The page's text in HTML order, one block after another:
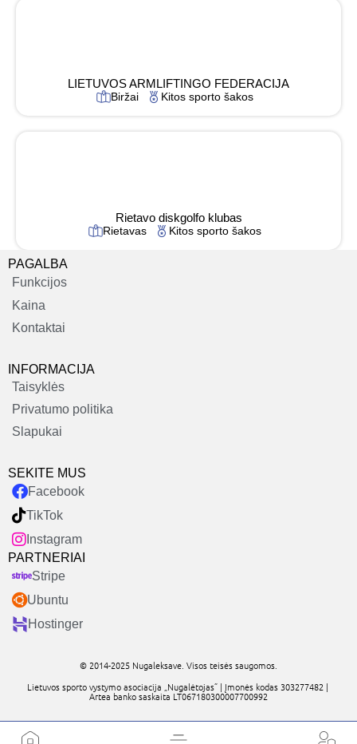
LIETUVOS ARMLIFTINGO FEDERACIJA
Biržai Kitos sporto šakos
Rietavo diskgolfo klubas
Rietavas Kitos sporto šakos
PAGALBA
Funkcijos
Kaina
Kontaktai
INFORMACIJA
Taisyklės
Privatumo politika
Slapukai
SEKITE MUS
Facebook
TikTok
Instagram
PARTNERIAI
Stripe
Ubuntu
Hostinger
© 2014-2025 Nugaleksave. Visos teisės saugomos.
Lietuvos sporto vystymo asociacija „Nugalėtojas” | Įmonės kodas 303277482 |
Artea banko saskaita LT067180300007700992